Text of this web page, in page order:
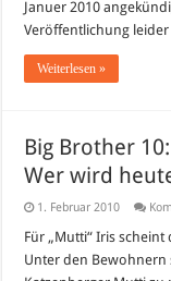
Januer 2010
Veröffentlichung
Weiterlesen »
Big Brother
Wer wird
1. Februar 2010
Für „Mutti“ Iris
Unter den Bewohnern